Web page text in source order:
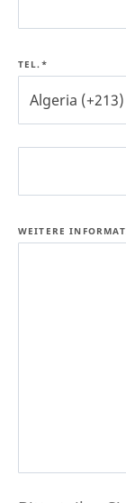
TEL.*
Algeria (+213)
WEITERE